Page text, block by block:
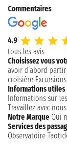
Commentaires
4.9
tous les avis
Choisissez vous
avoir d’abord partir
croisière Excursions
Informations utiles
Informations sur
Travaillez avec nous
Notre Marque Qui
Services des
Observatoire